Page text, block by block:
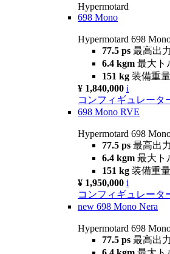
Hypermotard
698 Mono
Hypermotard 698
77.5 ps 最高出力
6.4 kgm 最大ト
151 kg 装備重
¥ 1,840,000 i
コンフィギュレータ
698 Mono RVE
Hypermotard 698
77.5 ps 最高出力
6.4 kgm 最大ト
151 kg 装備重
¥ 1,950,000 i
コンフィギュレータ
new 698 Mono Nera
Hypermotard 698
77.5 ps 最高出力